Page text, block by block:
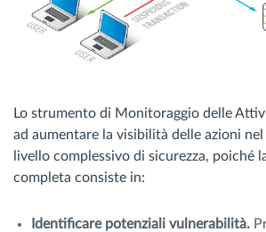
Lo strumento di Monitoraggio delle
ad aumentare la visibilità delle azioni nel
livello complessivo di sicurezza, poiché
completa consiste in:
Identificare potenziali vulnerabilità.